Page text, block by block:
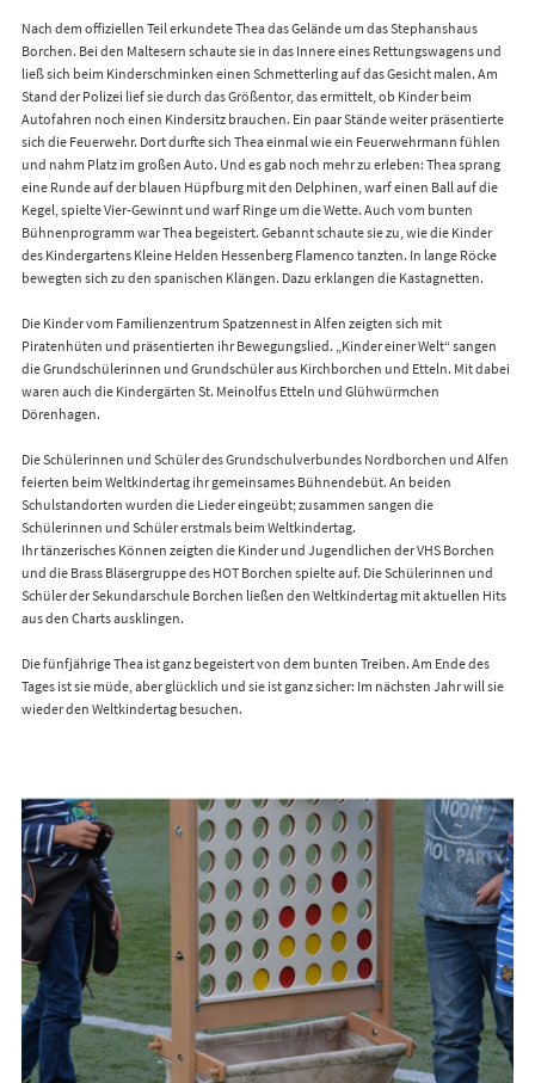
Nach dem offiziellen Teil erkundete Thea das Gelände um das Stephanshaus
Borchen. Bei den Maltesern schaute sie in das Innere eines Rettungswagens und
ließ sich beim Kinderschminken einen Schmetterling auf das Gesicht malen. Am
Stand der Polizei lief sie durch das Größentor, das ermittelt, ob Kinder beim
Autofahren noch einen Kindersitz brauchen. Ein paar Stände weiter präsentierte
sich die Feuerwehr. Dort durfte sich Thea einmal wie ein Feuerwehrmann fühlen
und nahm Platz im großen Auto. Und es gab noch mehr zu erleben: Thea sprang
eine Runde auf der blauen Hüpfburg mit den Delphinen, warf einen Ball auf die
Kegel, spielte Vier-Gewinnt und warf Ringe um die Wette. Auch vom bunten
Bühnenprogramm war Thea begeistert. Gebannt schaute sie zu, wie die Kinder
des Kindergartens Kleine Helden Hessenberg Flamenco tanzten. In lange Röcke
bewegten sich zu den spanischen Klängen. Dazu erklangen die Kastagnetten.
Die Kinder vom Familienzentrum Spatzennest in Alfen zeigten sich mit
Piratenhüten und präsentierten ihr Bewegungslied. „Kinder einer Welt“ sangen
die Grundschülerinnen und Grundschüler aus Kirchborchen und Etteln. Mit dabei
waren auch die Kindergärten St. Meinolfus Etteln und Glühwürmchen
Dörenhagen.
Die Schülerinnen und Schüler des Grundschulverbundes Nordborchen und Alfen
feierten beim Weltkindertag ihr gemeinsames Bühnendebüt. An beiden
Schulstandorten wurden die Lieder eingeübt; zusammen sangen die
Schülerinnen und Schüler erstmals beim Weltkindertag.
Ihr tänzerisches Können zeigten die Kinder und Jugendlichen der VHS Borchen
und die Brass Bläsergruppe des HOT Borchen spielte auf. Die Schülerinnen und
Schüler der Sekundarschule Borchen ließen den Weltkindertag mit aktuellen Hits
aus den Charts ausklingen.
Die fünfjährige Thea ist ganz begeistert von dem bunten Treiben. Am Ende des
Tages ist sie müde, aber glücklich und sie ist ganz sicher: Im nächsten Jahr will sie
wieder den Weltkindertag besuchen.